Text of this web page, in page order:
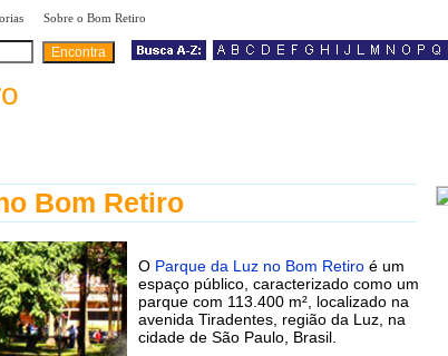
Sobre o Bom Retiro
Bom Retiro
O Parque da Luz no Bom Retiro é um
espaço público, caracterizado como um
parque com 113.400 m², localizado na
avenida Tiradentes, região da Luz, na
cidade de São Paulo, Brasil.